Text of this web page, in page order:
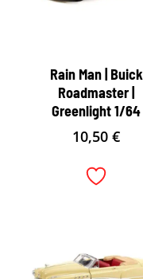
Rain Man | Buick
Roadmaster |
Greenlight 1/64
10,50€